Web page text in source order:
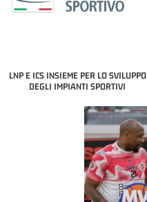
LNP E ICS INSIEME PER LO SVILUPPO
DEGLI IMPIANTI SPORTIVI